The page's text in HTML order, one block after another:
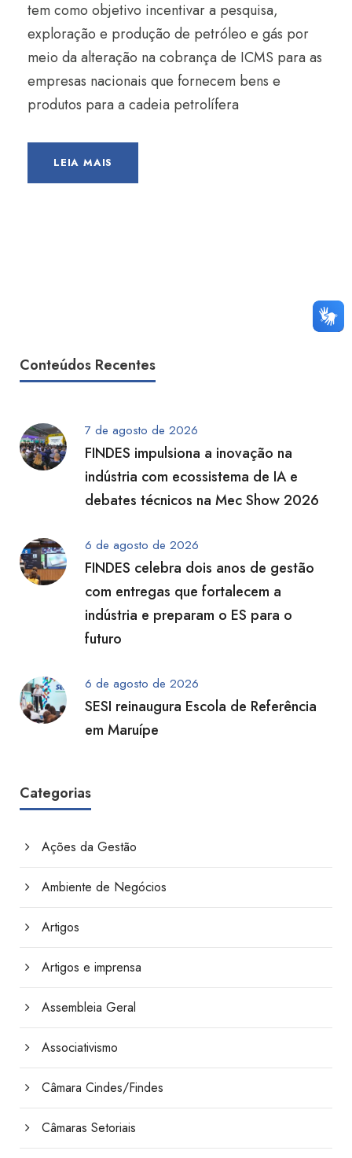
tem como objetivo incentivar a pesquisa,
exploração e produção de petróleo e gás por
meio da alteração na cobrança de ICMS para as
empresas nacionais que fornecem bens e
produtos para a cadeia petrolífera
LEIA MAIS
Conteúdos Recentes
7 de agosto de 2026
FINDES impulsiona a inovação na
indústria com ecossistema de IA e
debates técnicos na Mec Show 2026
6 de agosto de 2026
FINDES celebra dois anos de gestão
com entregas que fortalecem a
indústria e preparam o ES para o
futuro
6 de agosto de 2026
SESI reinaugura Escola de Referência
em Maruípe
Categorias
Ações da Gestão
Ambiente de Negócios
Artigos
Artigos e imprensa
Assembleia Geral
Associativismo
Câmara Cindes/Findes
Câmaras Setoriais